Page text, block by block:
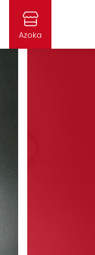
Azoka